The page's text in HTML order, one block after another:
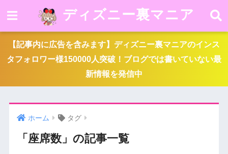
ディズニー裏マニア
【記事内に広告を含みます】ディズニー裏マニアのインス
タフォロワー様150000人突破！ブログでは書いていない最
新情報を発信中
ホーム タグ
「座席数」の記事一覧